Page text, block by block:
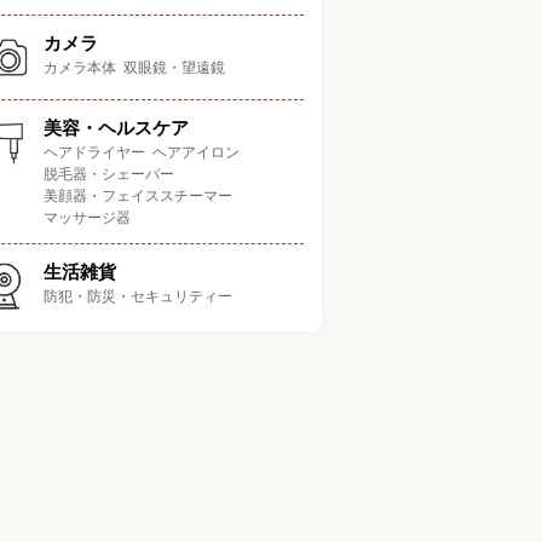
カメラ
カメラ本体 双眼鏡・望遠鏡
美容・ヘルスケア
ヘアドライヤー ヘアアイロン
脱毛器・シェーバー
美顔器・フェイススチーマー
マッサージ器
生活雑貨
防犯・防災・セキュリティー